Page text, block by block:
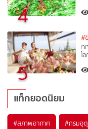
4
5
#
ท
โ
แท็กยอดนิยม
#สภาพอากาศ #กรมอุ